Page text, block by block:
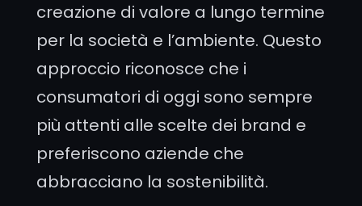
creazione di valore a lungo termine
per la società e l’ambiente. Questo
approccio riconosce che i
consumatori di oggi sono sempre
più attenti alle scelte dei brand e
preferiscono aziende che
abbracciano la sostenibilità.